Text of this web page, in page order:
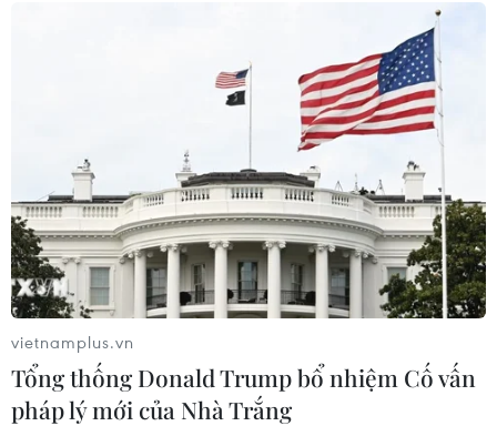
Kể từ khi ghi nhận ca mắc COVID-19 đầu tiên đầu năm
ngoái, Thái Lan đã có tổng cộng 1.009.710 ca nhiễm,
trong đó có 8.826 người không qua khỏi.
vietnamplus.vn
Tổng thống Donald Trump bổ nhiệm Cố vấn
pháp lý mới của Nhà Trắng